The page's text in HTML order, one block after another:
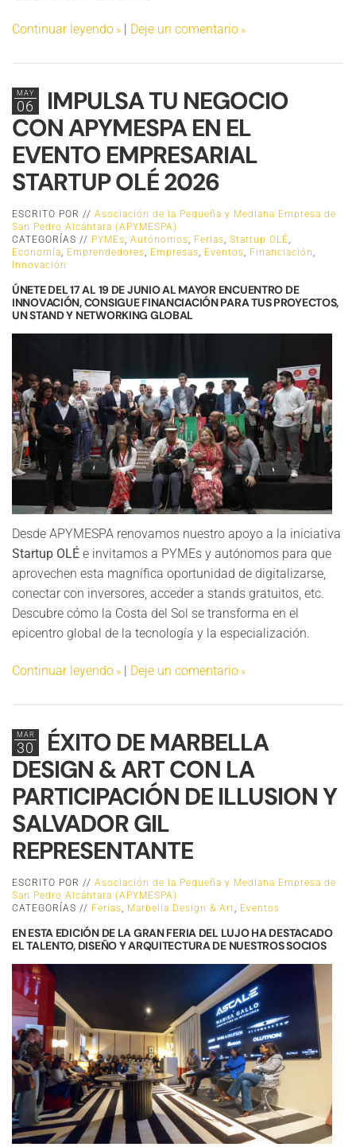
Continuar leyendo | Deje un comentario
MAY
06
IMPULSA TU NEGOCIO
CON APYMESPA EN EL
EVENTO EMPRESARIAL
STARTUP OLÉ 2026
ESCRITO POR // Asociación de la Pequeña y Mediana Empresa de
San Pedro Alcántara (APYMESPA)
CATEGORÍAS // PYMEs, Autónomos, Ferias, Startup OLÉ,
Economía, Emprendedores, Empresas, Eventos, Financiación ,
Innovación
ÚNETE DEL 17 AL 19 DE JUNIO AL MAYOR ENCUENTRO DE
INNOVACIÓN, CONSIGUE FINANCIACIÓN PARA TUS PROYECTOS,
UN STAND Y NETWORKING GLOBAL
Desde APYMESPA renovamos nuestro apoyo a la iniciativa
Startup OLÉ e invitamos a PYMEs y autónomos para que
aprovechen esta magnífica oportunidad de digitalizarse,
conectar con inversores, acceder a stands gratuitos, etc.
Descubre cómo la Costa del Sol se transforma en el
epicentro global de la tecnología y la especialización.
Continuar leyendo | Deje un comentario
MAR
30
ÉXITO DE MARBELLA
DESIGN & ART CON LA
PARTICIPACIÓN DE ILLUSION Y
SALVADOR GIL
REPRESENTANTE
ESCRITO POR // Asociación de la Pequeña y Mediana Empresa de
San Pedro Alcántara (APYMESPA)
CATEGORÍAS // Ferias Marbella Design & Art Eventos
EN ESTA EDICIÓN DE LA GRAN FERIA DEL LUJO HA DESTACADO
EL TALENTO, DISEÑO Y ARQUITECTURA DE NUESTROS SOCIOS